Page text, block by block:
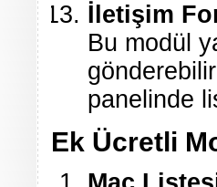
İletişim
Bu modül
panelinde
Ek Ücretli